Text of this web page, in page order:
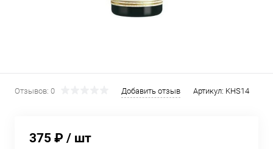
Отзывов: 0 Добавить отзыв Артикул: KHS14
375 ₽ / шт